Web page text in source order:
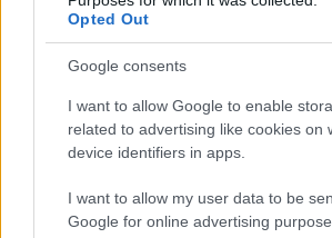
Opted Out
Google consents
I want to allow Google to enable
related to advertising like cookies on
device identifiers in apps.
I want to allow my user data to be
Google for online advertising
εκατομμύρια θα περιπέσουν στην
ως το τέλος της χρονιάς.
Θυμίζει εξάλλου το βάρος της
χρέους για τις φτωχές χώρες, που
καταβάλουν προσπάθειες για τη
ανισοτήτων.